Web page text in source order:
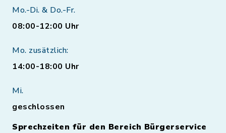
Mo.-Di. & Do.-Fr.
08:00-12:00 Uhr
Mo. zusätzlich:
14:00-18:00 Uhr
Mi.
geschlossen
Sprechzeiten für den Bereich Bürgerservice